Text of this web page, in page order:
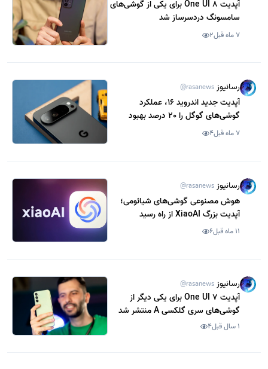
آپدیت One UI 8 برای یکی از گوشی‌های
سامسونگ دردسرساز شد
7 ماه قبل 2
رسانیوز @rasanews
آپدیت جدید اندروید 16، عملکرد
گوشی‌های گوگل را 20 درصد بهبود
می‌دهد
7 ماه قبل 4
رسانیوز @rasanews
هوش مصنوعی گوشی‌های شیائومی؛
آپدیت بزرگ XiaoAI از راه رسید
11 ماه قبل 6
رسانیوز @rasanews
آپدیت One UI 7 برای یکی دیگر از
گوشی‌های سری گلکسی A منتشر شد
1 سال قبل 4